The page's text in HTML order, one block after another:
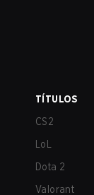
TÍTULOS
CS2
LoL
Dota 2
Valorant